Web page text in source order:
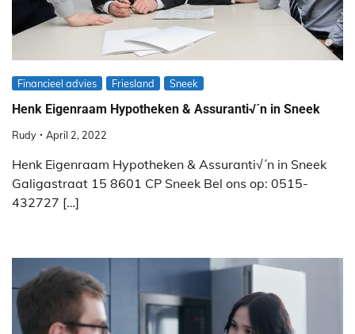
Financieel advies Friesland Sneek
Henk Eigenraam Hypotheken & Assuranti√´n in Sneek
Rudy April 2, 2022
Henk Eigenraam Hypotheken & Assuranti√´n in Sneek
Galigastraat 15 8601 CP Sneek Bel ons op: 0515-
432727 […]